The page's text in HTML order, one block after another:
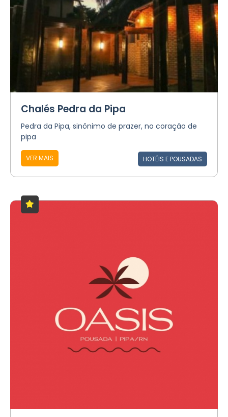
Chalés Pedra da Pipa
Pedra da Pipa, sinônimo de prazer, no coração de
pipa
VER MAIS HOTÉIS E POUSADAS